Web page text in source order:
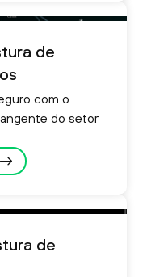
de
com o
do setor
de